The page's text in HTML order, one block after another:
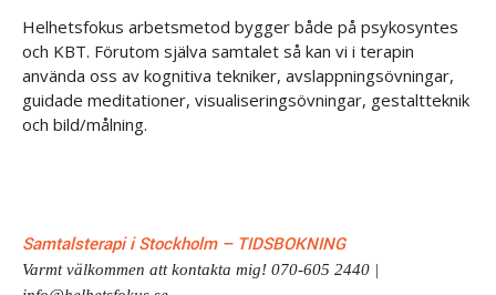
Helhetsfokus arbetsmetod bygger både på psykosyntes
och KBT. Förutom själva samtalet så kan vi i terapin
använda oss av kognitiva tekniker, avslappningsövningar,
guidade meditationer, visualiseringsövningar, gestaltteknik
och bild/målning.
Samtalsterapi i Stockholm – TIDSBOKNING
Varmt välkommen att kontakta mig! 070-605 2440 |